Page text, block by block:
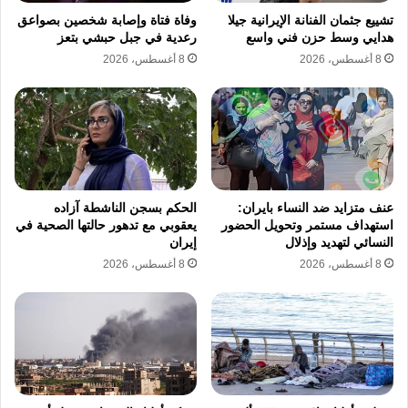
مقاتلات من طراز إف-16 لملاحقة المسيرة بسبب
وجودها فوق مناطق مأهولة مما جعل خيار
إسقاطها محفوفا بالمخاطر الأمنية والمدنية الكبيرة
في الوقت الذي أشار فيه الأمين العام لحلف
شمال الأطلسي إلى أن بعض التحركات العسكرية
روسيا توصف بأنها متهورة وخطرة جدا على أراضي
الدول الأعضاء.
تؤكد المعطيات أن حلف شمال الأطلسي مطالب
بإظهار قدر أكبر من الجاهزية والردع تجاه أي
اختراقات أو حوادث مشابهة بغض النظر عما إذا
كانت متعمدة أو ناتجة عن أخطاء تقنية إذ أن
الهدف الاستراتيجي ليس التصعيد مع موسكو بل
تشييع جثمان الفنانة الإيرانية جيلا
هدايي وسط حزن فني واسع
8 أغسطس، 2026
وفاة فتاة وإصابة شخصين بصواعق
رعدية في جبل حبشي بتعز
8 أغسطس، 2026
عنف متزايد ضد النساء بايران:
استهداف مستمر وتحويل الحضور
النسائي لتهديد وإذلال
8 أغسطس، 2026
الحكم بسجن الناشطة آزاده
يعقوبي مع تدهور حالتها الصحية في
إيران
8 أغسطس، 2026